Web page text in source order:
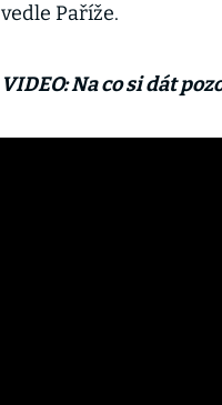
vedle Paříže.
VIDEO: Na co si dát